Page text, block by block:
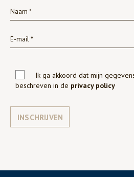
Ik ga akkoord dat mijn
beschreven in de privacy policy
INSCHRIJVEN